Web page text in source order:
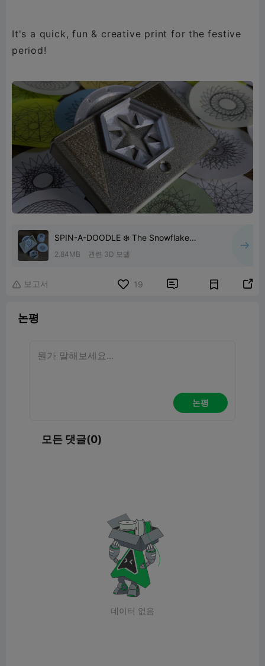
It's a quick, fun & creative print for the festive
period!
SPIN-A-DOODLE ❄️ The Snowflake
Maker!
2.84MB 관련 3D 모델
 보고서 19  
논평
논평
모든 댓글(0)
데이터 없음